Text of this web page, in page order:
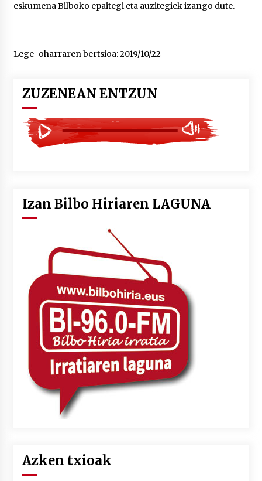
eskumena Bilboko epaitegi eta auzitegiek izango dute.
Lege-oharraren bertsioa: 2019/10/22
ZUZENEAN ENTZUN
Izan Bilbo Hiriaren LAGUNA
Azken txioak